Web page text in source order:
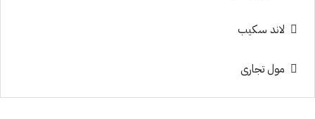
لاند سكيب
مول تجارى